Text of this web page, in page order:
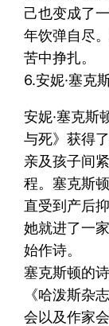
己也变成了
年饮弹自尽
苦中挣扎。
6.安妮·塞克
安妮·塞克斯
与死》获得
亲及孩子间
程。塞克斯
直受到产后
她就进了一
始作诗。
塞克斯顿的
《哈泼斯杂
会以及作家